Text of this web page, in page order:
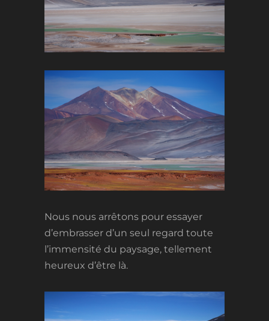
Nous nous arrêtons pour essayer
d’embrasser d’un seul regard toute
l’immensité du paysage, tellement
heureux d’être là.